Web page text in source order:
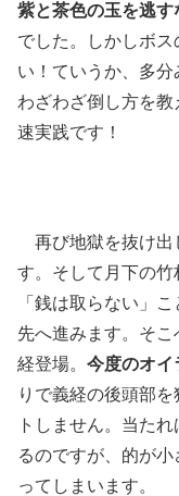
紫と茶色の玉を逃す
でした。しかしボ
い！ていうか、多
わざわざ倒し方を
速実践です！
再び地獄を抜け出
す。そして月下の竹
「銭は取らない」
先へ進みます。そこ
経登場。 今度のオイ
りで義経の後頭部
トしません。当た
るのですが、的が
ってしまいます。